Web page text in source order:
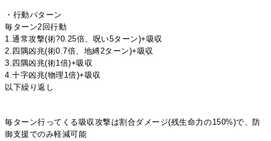
・行動パターン
毎ターン2回行動
1.通常攻撃(術?0.25倍、呪い5ターン)+吸収
2.四隅凶兆(術0.7倍、地縛2ターン)+吸収
3.四隅凶兆(術1倍)+吸収
4.十字凶兆(物理1倍)+吸収
以下繰り返し
毎ターン行ってくる吸収攻撃は割合ダメージ(残生命力の150%)で、防
御支援でのみ軽減可能